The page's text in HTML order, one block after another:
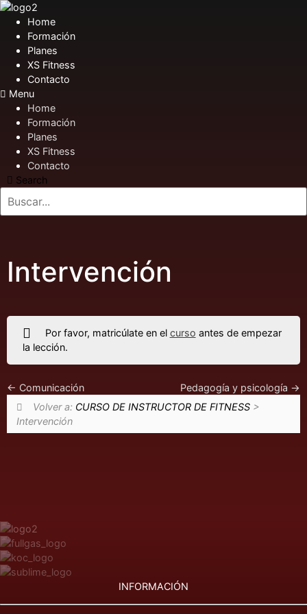
Home
Formación
Planes
XS Fitness
Contacto
Menu
Home
Formación
Planes
XS Fitness
Contacto
Search
Intervención
Por favor, matricúlate en el curso antes de empezar
la lección.
Comunicación
Pedagogía y psicología
Volver a: CURSO DE INSTRUCTOR DE FITNESS>
Intervención
INFORMACIÓN